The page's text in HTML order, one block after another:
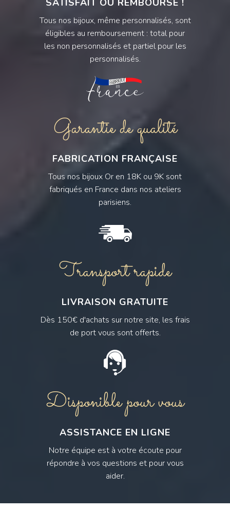
SATISFAIT OU REMBOURSÉ !
Tous nos bijoux, même personnalisés, sont
éligibles au remboursement : total pour
les non personnalisés et partiel pour les
personnalisés.
Garantie de qualité
FABRICATION FRANÇAISE
Tous nos bijoux Or en 18K ou 9K sont
fabriqués en France dans nos ateliers
parisiens.
Transport rapide
LIVRAISON GRATUITE
Dès 150€ d'achats sur notre site, les frais
de port vous sont offerts.
Disponible pour vous
ASSISTANCE EN LIGNE
Notre équipe est à votre écoute pour
répondre à vos questions et pour vous
aider.